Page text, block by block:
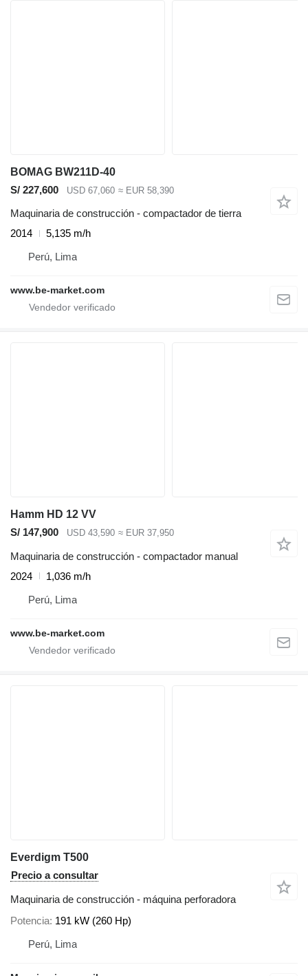
BOMAG BW211D-40
S/ 227,600
USD 67,060 ≈ EUR 58,390
Maquinaria de construcción - compactador de tierra
2014
5,135 m/h
Perú, Lima
www.be-market.com
Hamm HD 12 VV
S/ 147,900
USD 43,590 ≈ EUR 37,950
Maquinaria de construcción - compactador manual
2024
1,036 m/h
Perú, Lima
www.be-market.com
Everdigm T500
Precio a consultar
Maquinaria de construcción - máquina perforadora
Potencia 191 kW (260 Hp)
Perú, Lima